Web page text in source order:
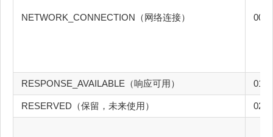
NETWORK_CONNECTION（网络连接） 00h
RESPONSE_AVAILABLE（响应可用） 01h
RESERVED（保留，未来使用） 02h-